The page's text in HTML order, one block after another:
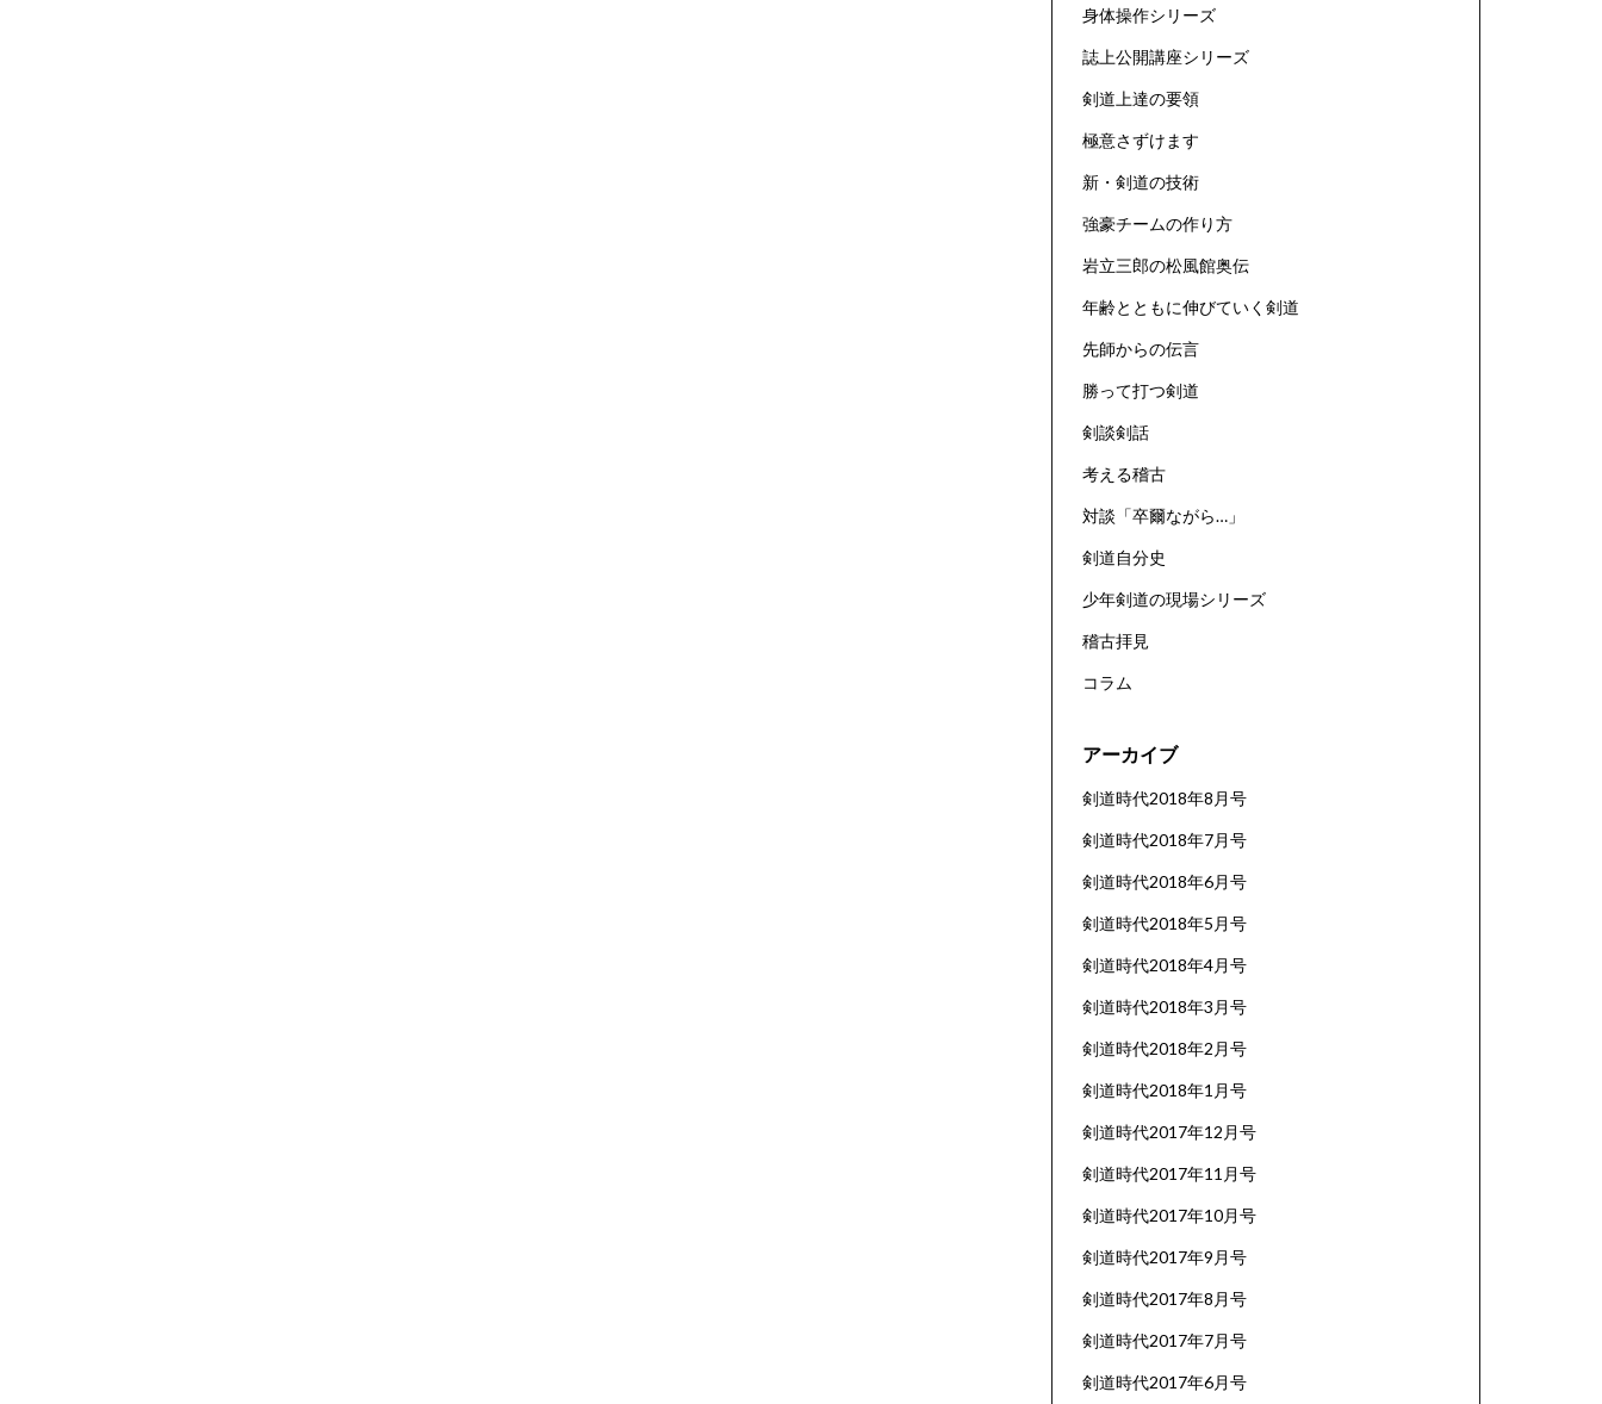
身体操作シリーズ
誌上公開講座シリーズ
剣道上達の要領
極意さずけます
新・剣道の技術
強豪チームの作り方
岩立三郎の松風館奥伝
年齢とともに伸びていく剣道
先師からの伝言
勝って打つ剣道
剣談剣話
考える稽古
対談「卒爾ながら…」
剣道自分史
少年剣道の現場シリーズ
稽古拝見
コラム
アーカイブ
剣道時代2018年8月号
剣道時代2018年7月号
剣道時代2018年6月号
剣道時代2018年5月号
剣道時代2018年4月号
剣道時代2018年3月号
剣道時代2018年2月号
剣道時代2018年1月号
剣道時代2017年12月号
剣道時代2017年11月号
剣道時代2017年10月号
剣道時代2017年9月号
剣道時代2017年8月号
剣道時代2017年7月号
剣道時代2017年6月号